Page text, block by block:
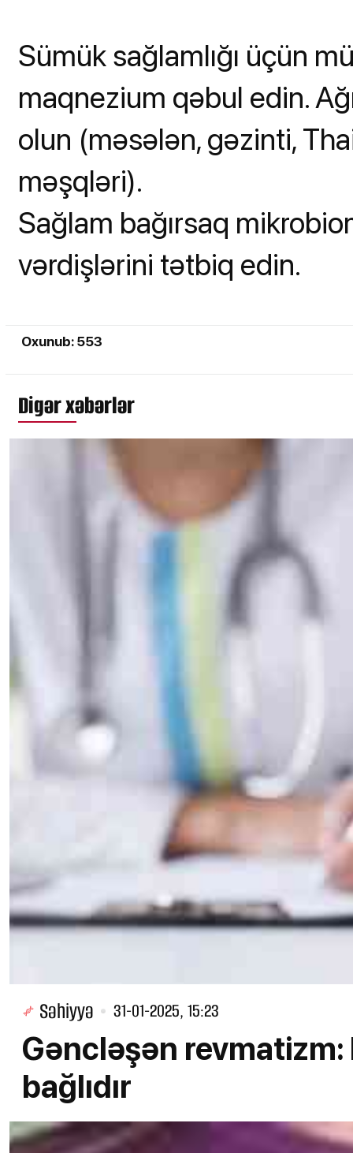
Sümük sağlamlığı üçün
maqnezium qəbul edin.
olun (məsələn, gəzinti,
məşqləri).
Sağlam bağırsaq
vərdişlərini tətbiq edin.
Oxunub: 553
Digər xəbərlər
Səhiyyə 31-01-2025, 15:23
Gəncləşən
bağlıdır